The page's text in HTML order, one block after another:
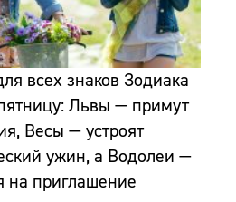
всех знаков Зодиака
Львы — примут
Весы — устроят
ужин, а Водолеи —
на приглашение